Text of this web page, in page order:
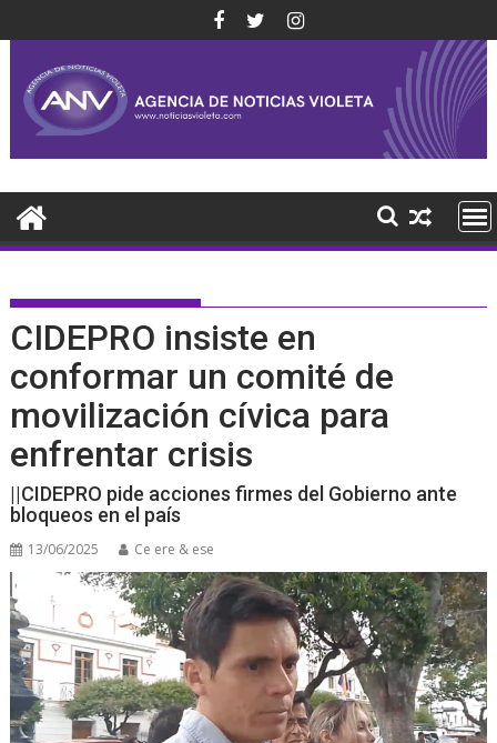
al
contenido
CIDEPRO insiste en
conformar un comité de
movilización cívica para
enfrentar crisis
||CIDEPRO pide acciones firmes del Gobierno ante
bloqueos en el país
13/06/2025 Ce ere & ese